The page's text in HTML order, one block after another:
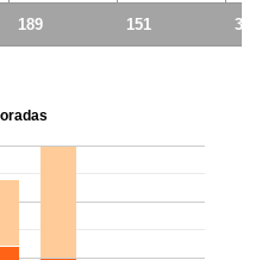
189 151 38